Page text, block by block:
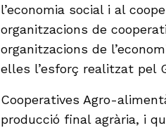
l’economia social i al
organitzacions de
organitzacions de
elles l’esforç realitzat pel
Cooperatives Agro-
producció final agrària, i